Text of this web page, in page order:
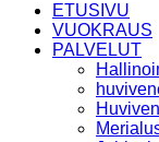
ETUSIVU
VUOKRAUS
PALVELUT